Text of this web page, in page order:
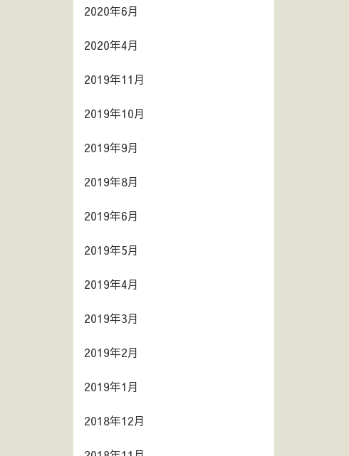
2020年6月
2020年4月
2019年11月
2019年10月
2019年9月
2019年8月
2019年6月
2019年5月
2019年4月
2019年3月
2019年2月
2019年1月
2018年12月